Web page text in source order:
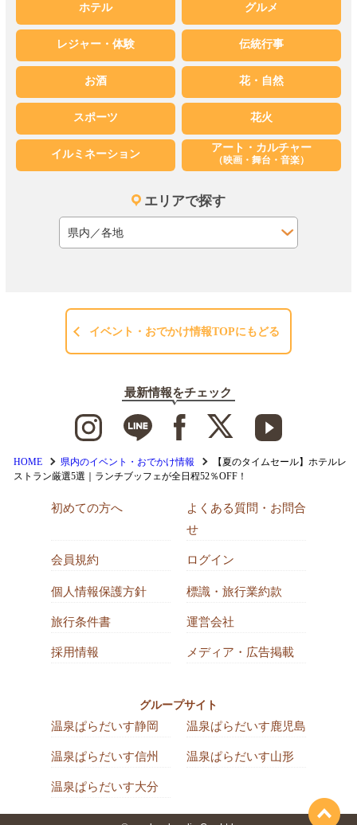
ホテル グルメ
レジャー・体験 伝統行事
お酒 花・自然
スポーツ 花火
イルミネーション アート・カルチャー
（映画・舞台・音楽）
エリアで探す
イベント・おでかけ情報TOPにもどる
最新情報をチェック
HOME 県内のイベント・おでかけ情報
【夏のタイムセール】ホテルレ
ストラン厳選5選｜ランチブッフェが全日程52％OFF！
初めての方へ
よくある質問・お問合
せ
会員規約 ログイン
個人情報保護方針 標識・旅行業約款
旅行条件書 運営会社
採用情報 メディア・広告掲載
グループサイト
温泉ぱらだいす静岡 温泉ぱらだいす鹿児島
温泉ぱらだいす信州 温泉ぱらだいす山形
温泉ぱらだいす大分